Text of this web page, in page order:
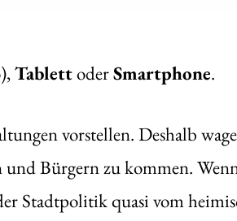
TablettoderSmartphone.
vorstellen. Deshalb
Bürgern zu kommen.
Stadtpolitik quasi vom